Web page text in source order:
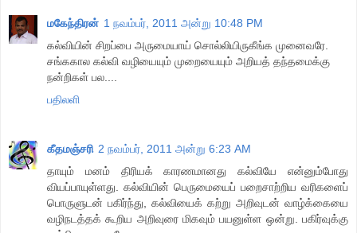
மகேந்திரன் 1 நவம்பர், 2011 அன்று 10:48 PM
கல்வியின் சிறப்பை அருமையாய் சொல்லியிருகீங்க முனைவரே.
சங்ககால கல்வி வழியையும் முறையையும் அறியத் தந்தமைக்கு
நன்றிகள் பல....
பதிலளி
கீதமஞ்சரி 2 நவம்பர், 2011 அன்று 6:23 AM
தாயும் மனம் திரியக் காரணமானது கல்வியே என்னும்போது
வியப்பாயுள்ளது. கல்வியின் பெருமையைப் பறைசாற்றிய வரிகளைப்
பொருளுடன் பகிர்ந்து, கல்வியைக் கற்று அறிவுடன் வாழ்க்கையை
வழிநடத்தக் கூறிய அறிவுரை மிகவும் பயனுள்ள ஒன்று. பகிர்வுக்கு